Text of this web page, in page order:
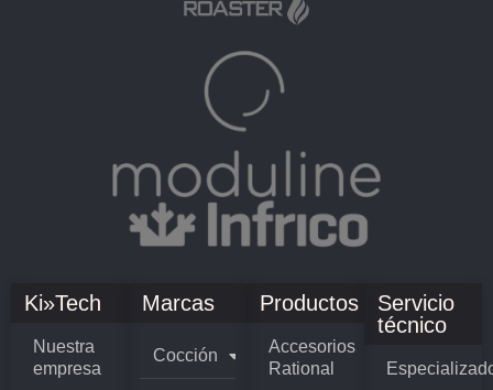
Ki»Tech
Nuestra
empresa
Marcas
Cocción
Productos
Accesorios
Rational
Servicio
técnico